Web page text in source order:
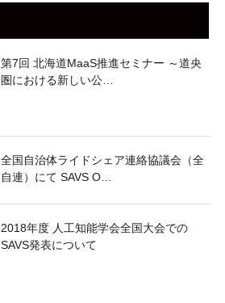
第7回 北海道MaaS推進セミナー ～道央
圏における新しい公…
全国自治体ライドシェア連絡協議会（全
自連）にて SAVS O…
2018年度 人工知能学会全国大会での
SAVS発表について